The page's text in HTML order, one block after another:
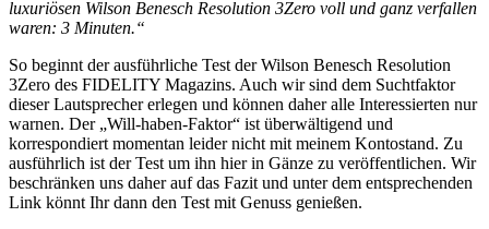
luxuriösen Wilson Benesch Resolution 3Zero voll und ganz verfallen
waren: 3 Minuten.“
So beginnt der ausführliche Test der Wilson Benesch Resolution
3Zero des FIDELITY Magazins. Auch wir sind dem Suchtfaktor
dieser Lautsprecher erlegen und können daher alle Interessierten nur
warnen. Der „Will-haben-Faktor“ ist überwältigend und
korrespondiert momentan leider nicht mit meinem Kontostand. Zu
ausführlich ist der Test um ihn hier in Gänze zu veröffentlichen. Wir
beschränken uns daher auf das Fazit und unter dem entsprechenden
Link könnt Ihr dann den Test mit Genuss genießen.